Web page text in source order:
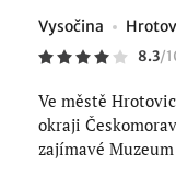
Vysočina
8.3/
Ve městě
okraji
zajímavé